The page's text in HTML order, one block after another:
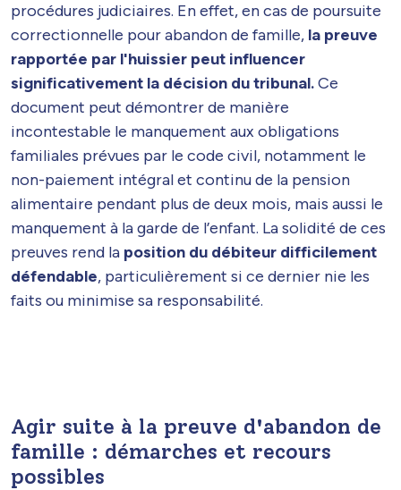
procédures judiciaires. En effet, en cas de poursuite
correctionnelle pour abandon de famille, la preuve
rapportée par l'huissier peut influencer
significativement la décision du tribunal.Ce
document peut démontrer de manière
incontestable le manquement aux obligations
familiales prévues par le code civil, notamment le
non-paiement intégral et continu de la pension
alimentaire pendant plus de deux mois, mais aussi le
manquement à la garde de l’enfant. La solidité de ces
preuves rend la position du débiteur difficilement
défendable, particulièrement si ce dernier nie les
faits ou minimise sa responsabilité.
Agir suite à la preuve d'abandon de
famille : démarches et recours
possibles